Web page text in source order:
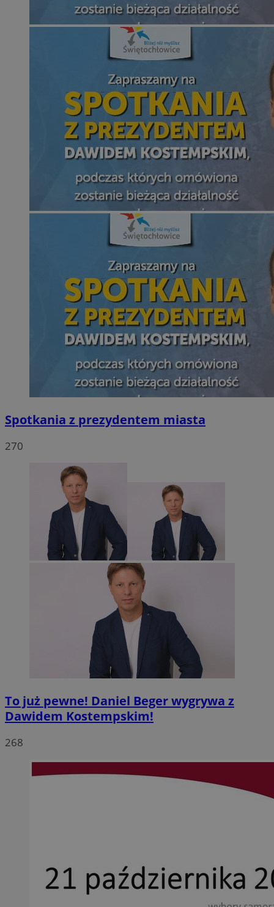
Spotkania z prezydentem miasta
270
To już pewne! Daniel Beger wygrywa z
Dawidem Kostempskim!
268